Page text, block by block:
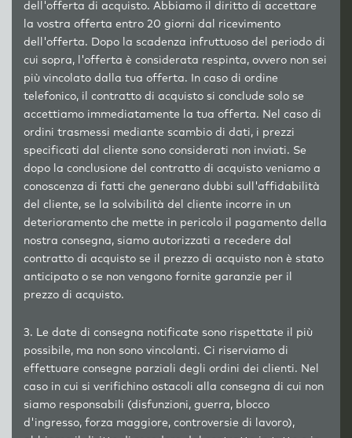
dell'offerta di acquisto. Abbiamo il diritto di accettare
la vostra offerta entro 20 giorni dal ricevimento
dell'offerta. Dopo la scadenza infruttuoso del periodo di
cui sopra, l'offerta è considerata respinta, ovvero non sei
più vincolato dalla tua offerta. In caso di ordine
telefonico, il contratto di acquisto si conclude solo se
accettiamo immediatamente la tua offerta. Nel caso di
ordini trasmessi mediante scambio di dati, i prezzi
specificati dal cliente sono considerati non inviati. Se
dopo la conclusione del contratto di acquisto veniamo a
conoscenza di fatti che generano dubbi sull'affidabilità
del cliente, se la solvibilità del cliente incorre in un
deterioramento che mette in pericolo il pagamento della
nostra consegna, siamo autorizzati a recedere dal
contratto di acquisto se il prezzo di acquisto non è stato
anticipato o se non vengono fornite garanzie per il
prezzo di acquisto.
3. Le date di consegna notificate sono rispettate il più
possibile, ma non sono vincolanti. Ci riserviamo di
effettuare consegne parziali degli ordini dei clienti. Nel
caso in cui si verifichino ostacoli alla consegna di cui non
siamo responsabili (disfunzioni, guerra, blocco
d'ingresso, forza maggiore, controversie di lavoro),